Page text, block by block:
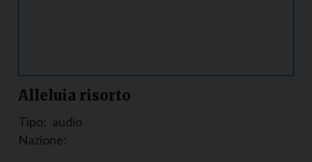
Alleluia risorto
Tipo: audio
Nazione: